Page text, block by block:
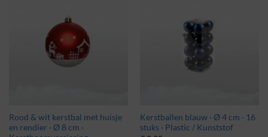
Rood & wit kerstbal met huisje
en rendier · Ø 8 cm ·
Kerstballen blauw · Ø 4 cm · 16
stuks · Plastic / Kunststof